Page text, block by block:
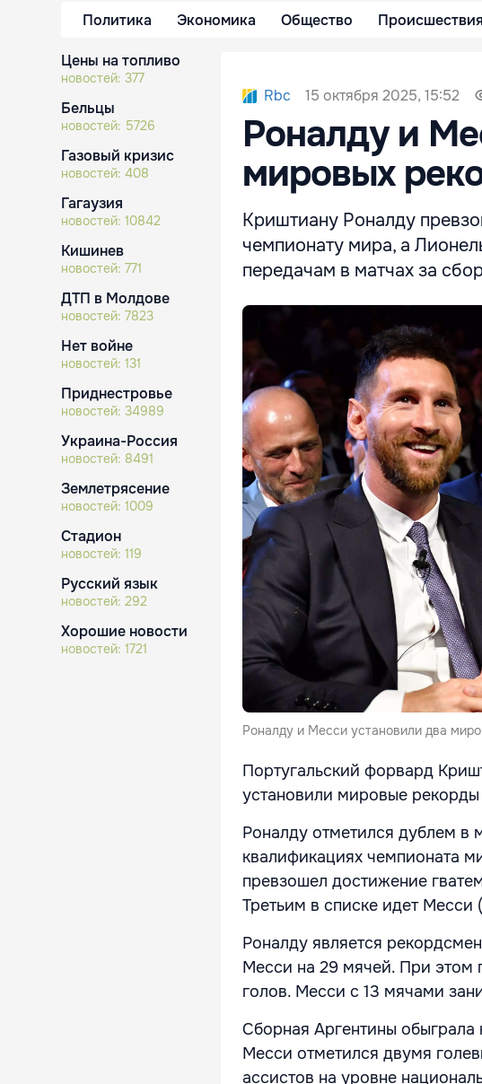
Политика Экономика Общество Происшествия
Цены на топливо
новостей: 377
Бельцы
новостей: 5726
Газовый кризис
новостей: 408
Гагаузия
новостей: 10842
Кишинев
новостей: 771
ДТП в Молдове
новостей: 7823
Нет войне
новостей: 131
Приднестровье
новостей: 34989
Украина-Россия
новостей: 8491
Землетрясение
новостей: 1009
Стадион
новостей: 119
Русский язык
новостей: 292
Хорошие новости
новостей: 1721
Rbc 15 октября 2025, 15:52
Роналду и
мировых
Криштиану Роналду
чемпионату мира, а
передачам в матчах за
Роналду и Месси установили два
Португальский форвард
установили мировые
Роналду отметился дублем в
квалификациях чемпионата
превзошел достижение
Третьим в списке идет Месси
Роналду является
Месси на 29 мячей. При этом
голов. Месси с 13 мячами
Сборная Аргентины
Месси отметился двумя
ассистов на уровне